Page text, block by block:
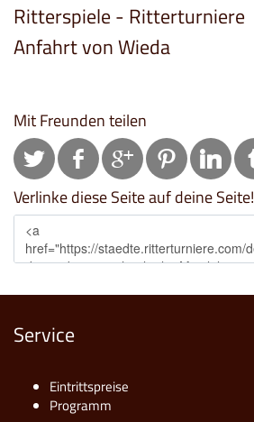
Ritterspiele - Ritterturniere
Anfahrt von Wieda
Mit Freunden teilen
Verlinke diese Seite auf deine Seite!
Service
Eintrittspreise
Programm